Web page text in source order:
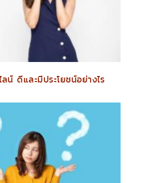
น์ ดีและมีประโยชน์อย่างไร